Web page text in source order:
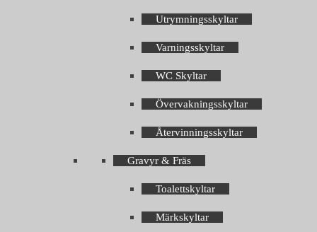
Utrymningsskyltar
Varningsskyltar
WC Skyltar
Övervakningsskyltar
Återvinningsskyltar
Gravyr & Fräs
Toalettskyltar
Märkskyltar